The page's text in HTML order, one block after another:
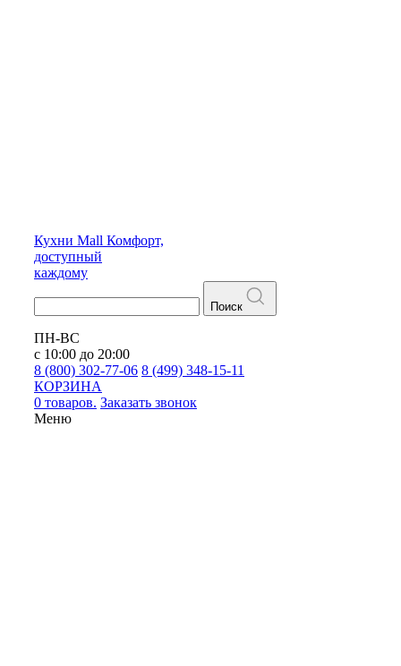
Кухни Mall Комфорт,
доступный
каждому
Поиск
ПН-ВС
с 10:00 до 20:00
8 (800) 302-77-06 8 (499) 348-15-11
КОРЗИНА
0 товаров. Заказать звонок
Меню